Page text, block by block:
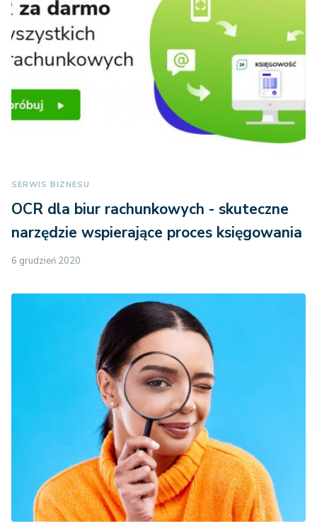
SERWIS BIZNESU
OCR dla biur rachunkowych - skuteczne
narzędzie wspierające proces księgowania
6 grudzień 2020